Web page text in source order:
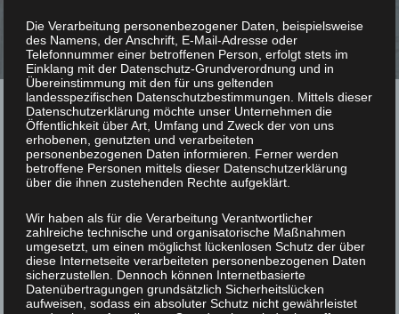
Die Verarbeitung personenbezogener Daten, beispielsweise
des Namens, der Anschrift, E-Mail-Adresse oder
Telefonnummer einer betroffenen Person, erfolgt stets im
Einklang mit der Datenschutz-Grundverordnung und in
Übereinstimmung mit den für uns geltenden
landesspezifischen Datenschutzbestimmungen. Mittels dieser
Datenschutzerklärung möchte unser Unternehmen die
Öffentlichkeit über Art, Umfang und Zweck der von uns
erhobenen, genutzten und verarbeiteten
personenbezogenen Daten informieren. Ferner werden
betroffene Personen mittels dieser Datenschutzerklärung
über die ihnen zustehenden Rechte aufgeklärt.
Wir haben als für die Verarbeitung Verantwortlicher
zahlreiche technische und organisatorische Maßnahmen
umgesetzt, um einen möglichst lückenlosen Schutz der über
diese Internetseite verarbeiteten personenbezogenen Daten
sicherzustellen. Dennoch können Internetbasierte
Datenübertragungen grundsätzlich Sicherheitslücken
aufweisen, sodass ein absoluter Schutz nicht gewährleistet